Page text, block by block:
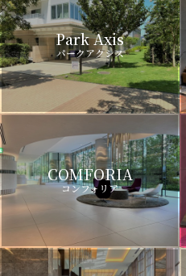
Park Axis
パークアクシス
COMFORIA
コンフォリア